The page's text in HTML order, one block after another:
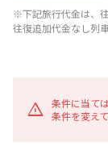
※下記旅行代金は、
往復追加代金なし列
条件に当て
条件を変え